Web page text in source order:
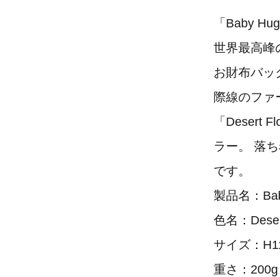
「Baby
世界最高峰
お財布バッ
際線のファ
「Desert
ラー。 落
です。
製品名：
色名：
サイズ：
重さ：200g